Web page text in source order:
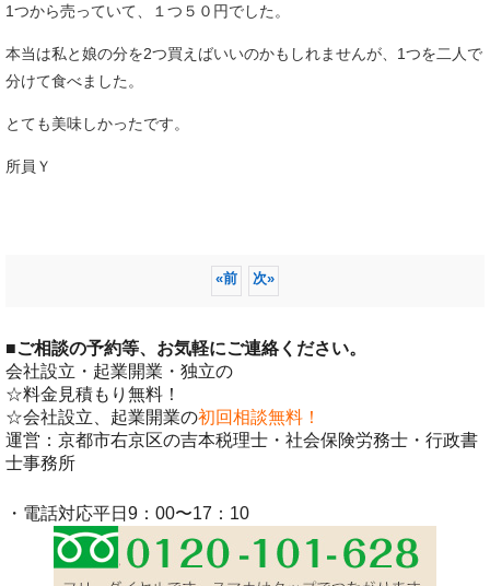
1つから売っていて、１つ５０円でした。
本当は私と娘の分を2つ買えばいいのかもしれませんが、1つを二人で
分けて食べました。
とても美味しかったです。
所員Ｙ
«前 次»
■ご相談の予約等、お気軽にご連絡ください。
会社設立・起業開業・独立の
☆料金見積もり無料！
☆会社設立、起業開業の初回相談無料！
運営：京都市右京区の吉本税理士・社会保険労務士・行政書
士事務所
・電話対応平日9：00〜17：10